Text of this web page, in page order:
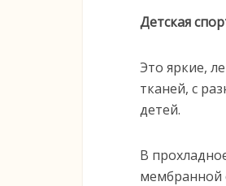
Детская
Это яркие,
тканей, с
детей.
В
мембранной